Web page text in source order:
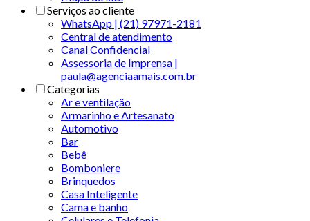
Serviços ao cliente
WhatsApp | (21) 97971-2181
Central de atendimento
Canal Confidencial
Assessoria de Imprensa |
paula@agenciaamais.com.br
Categorias
Ar e ventilação
Armarinho e Artesanato
Automotivo
Bar
Bebê
Bomboniere
Brinquedos
Casa Inteligente
Cama e banho